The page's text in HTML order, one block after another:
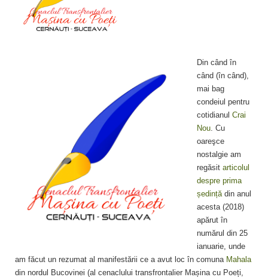
Din când în
când (în când),
mai bag
condeiul pentru
cotidianul Crai
Nou. Cu
oareşce
nostalgie am
regăsit articolul
despre prima
ședințădin anul
acesta (2018)
apărut în
numărul din 25
ianuarie, unde
am făcut un rezumat al manifestării ce a avut loc în comunaMahala
din nordul Bucovinei (al cenaclului transfrontalier Mașina cu Poeți,